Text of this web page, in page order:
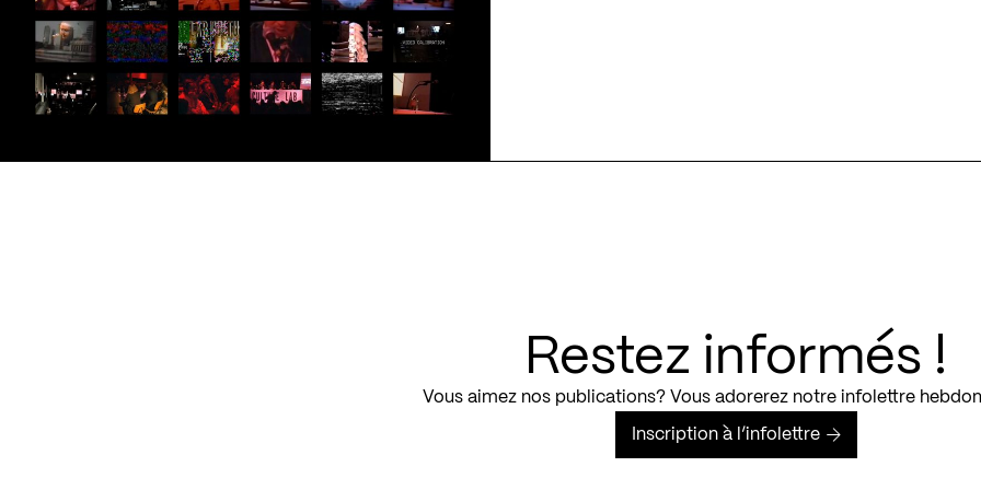
Restez informés !
Vous aimez nos publications? Vous adorerez notre infolettre
Inscription à l’infolettre